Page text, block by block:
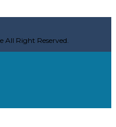
All Right Reserved.